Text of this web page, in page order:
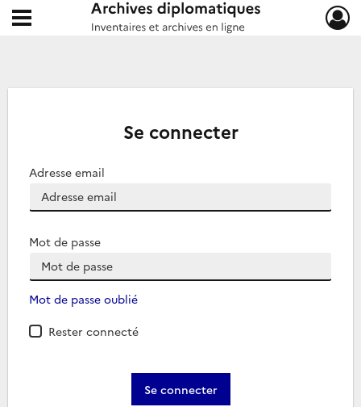
Archives diplomatiques
Ouvrir le menu déroulant
Se connecter
Adresse email
Mot de passe
Mot de passe oublié
Rester connecté
Se connecter